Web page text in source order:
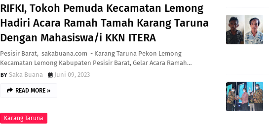
RIFKI, Tokoh Pemuda Kecamatan Lemong
Hadiri Acara Ramah Tamah Karang Taruna
Dengan Mahasiswa/i KKN ITERA
Pesisir Barat, sakabuana.com - Karang Taruna Pekon Lemong
Kecamatan Lemong Kabupaten Pesisir Barat, Gelar Acara Ramah…
Saka Buana
Juni 09, 2023
READ MORE »
Karang Taruna